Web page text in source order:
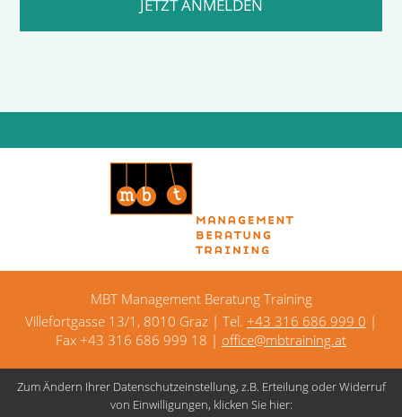
MBT Management Beratung Training
Villefortgasse 13/1, 8010 Graz | Tel. +43 316 686 999 0 |
Fax +43 316 686 999 18 | office@mbtraining.at
Kontakt Datenschutz Impressum
Zum Ändern Ihrer Datenschutzeinstellung, z.B. Erteilung oder Widerruf
von Einwilligungen, klicken Sie hier: